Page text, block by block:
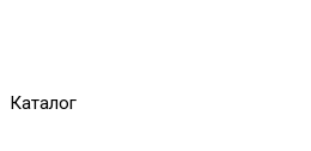
Каталог